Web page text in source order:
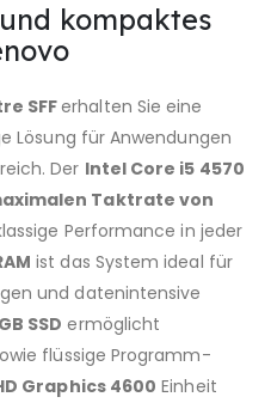
kompaktes
SFFerhalten Sie eine
Lösung für Anwendungen
Der Intel Core i5 4570
Taktrate von
Performance in jeder
ist das System ideal für
und datenintensive
SSD ermöglicht
flüssige Programm-
Graphics 4600 Einheit